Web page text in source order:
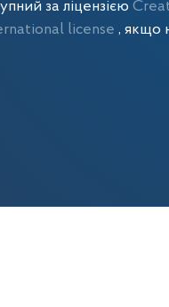
за ліцензією
license , якщо